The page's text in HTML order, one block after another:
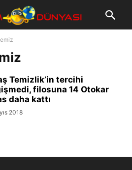
Temizlik’in tercihi
filosuna 14 Otokar
daha kattı
2018